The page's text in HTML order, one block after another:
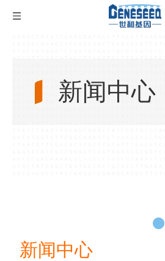
新闻中心
新闻中心